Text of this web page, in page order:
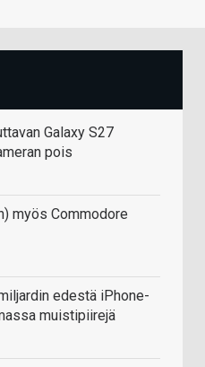
Galaxy S27
pois
myös Commodore
edestä iPhone-
muistipiirejä